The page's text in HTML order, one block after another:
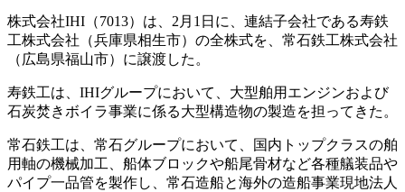
株式会社IHI（7013）は、2月1日に、連結子会社である寿鉄
工株式会社（兵庫県相生市）の全株式を、常石鉄工株式会社
（広島県福山市）に譲渡した。
寿鉄工は、IHIグループにおいて、大型舶用エンジンおよび
石炭焚きボイラ事業に係る大型構造物の製造を担ってきた。
常石鉄工は、常石グループにおいて、国内トップクラスの舶
用軸の機械加工、船体ブロックや船尾骨材など各種艤装品や
パイプ一品管を製作し、常石造船と海外の造船事業現地法人